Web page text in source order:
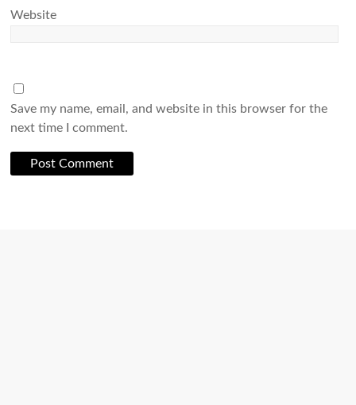
Website
Save my name, email, and website in this browser for the
next time I comment.